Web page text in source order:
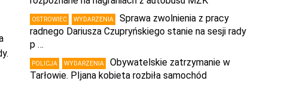
OSTROWIEC WYDARZENIA
Sprawa zwolnienia z pracy
radnego Dariusza Czupryńskiego stanie na sesji rady
p …
POLICJA WYDARZENIA
Obywatelskie zatrzymanie w
Tarłowie. PIjana kobieta rozbiła samochód